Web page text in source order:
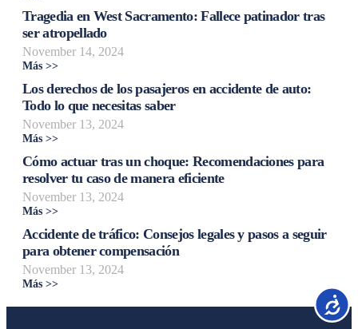
Tragedia en West Sacramento: Fallece patinador tras
ser atropellado
November 14, 2024
Más >>
Los derechos de los pasajeros en accidente de auto:
Todo lo que necesitas saber
November 13, 2024
Más >>
Cómo actuar tras un choque: Recomendaciones para
resolver tu caso de manera eficiente
November 13, 2024
Más >>
Accidente de tráfico: Consejos legales y pasos a seguir
para obtener compensación
November 13, 2024
Más >>